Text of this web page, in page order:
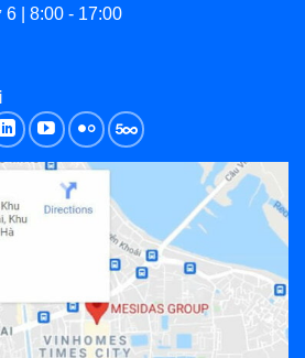
| 8:00 - 17:00